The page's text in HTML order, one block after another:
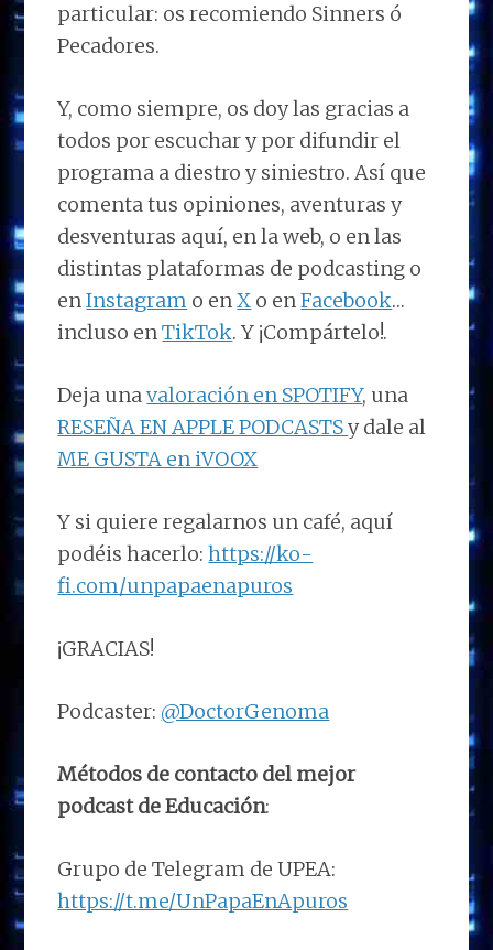
particular: os recomiendo Sinners ó
Pecadores.
Y, como siempre, os doy las gracias a
todos por escuchar y por difundir el
programa a diestro y siniestro. Así que
comenta tus opiniones, aventuras y
desventuras aquí, en la web, o en las
distintas plataformas de podcasting o
enInstagram o enX o enFacebook…
incluso enTikTok. Y ¡Compártelo!.
Deja unavaloración en SPOTIFY, una
RESEÑA EN APPLE PODCASTSy dale al
ME GUSTA en iVOOX
Y si quiere regalarnos un café, aquí
podéis hacerlo:https://ko-
fi.com/unpapaenapuros
¡GRACIAS!
Podcaster: @DoctorGenoma
Métodos de contacto del mejor
podcast de Educación:
Grupo de Telegram de UPEA:
https://t.me/UnPapaEnApuros